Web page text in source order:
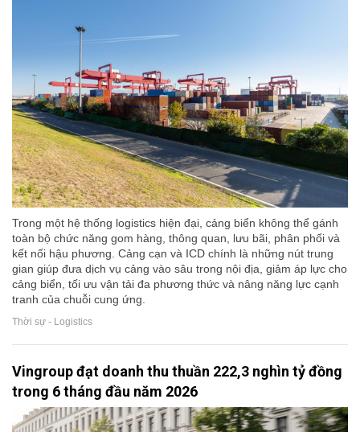
Trong một hệ thống logistics hiện đại, cảng biển không thể gánh
toàn bộ chức năng gom hàng, thông quan, lưu bãi, phân phối và
kết nối hậu phương. Cảng cạn và ICD chính là những nút trung
gian giúp đưa dịch vụ cảng vào sâu trong nội địa, giảm áp lực cho
cảng biển, tối ưu vận tải đa phương thức và nâng năng lực cạnh
tranh của chuỗi cung ứng.
Thời sự - Logistics
Vingroup đạt doanh thu thuần 222,3 nghìn tỷ đồng
trong 6 tháng đầu năm 2026